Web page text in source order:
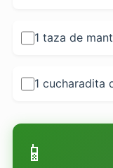
1 taza de
1 cucharadita
📱